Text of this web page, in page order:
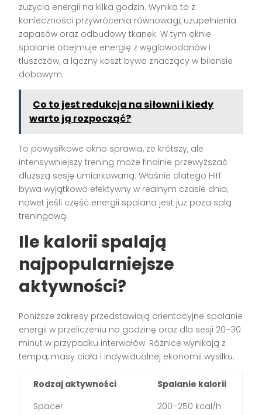
zużycia energii na kilka godzin. Wynika to z
konieczności przywrócenia równowagi, uzupełnienia
zapasów oraz odbudowy tkanek. W tym oknie
spalanie obejmuje energię z węglowodanów i
tłuszczów, a łączny koszt bywa znaczący w bilansie
dobowym.
Co to jest redukcja na siłowni i kiedy
warto ją rozpocząć?
To powysiłkowe okno sprawia, że krótszy, ale
intensywniejszy trening może finalnie przewyższać
dłuższą sesję umiarkowaną. Właśnie dlatego HIIT
bywa wyjątkowo efektywny w realnym czasie dnia,
nawet jeśli część energii spalana jest już poza salą
treningową.
Ile kalorii spalają
najpopularniejsze
aktywności?
Poniższe zakresy przedstawiają orientacyjne spalanie
energii w przeliczeniu na godzinę oraz dla sesji 20–30
minut w przypadku interwałów. Różnice wynikają z
tempa, masy ciała i indywidualnej ekonomii wysiłku.
Rodzaj aktywności
Spalanie kalorii
Spacer
200–250 kcal/h